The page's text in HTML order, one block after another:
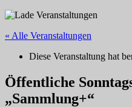
« Alle Veranstaltungen
Diese Veranstaltung hat
Öffentliche
„Sammlung+“